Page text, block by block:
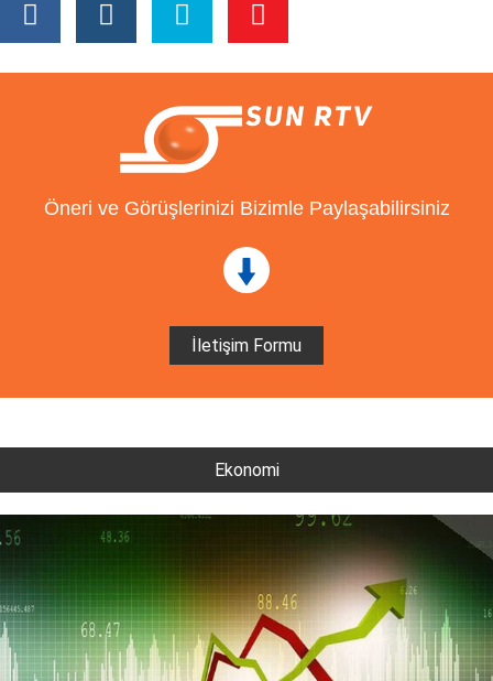
Öneri ve Görüşlerinizi Bizimle Paylaşabilirsiniz
İletişim Formu
Ekonomi